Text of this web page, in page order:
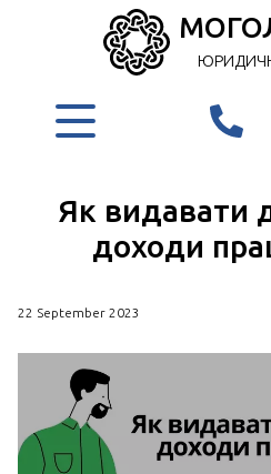
Як видавати
доходи
22 September 2023